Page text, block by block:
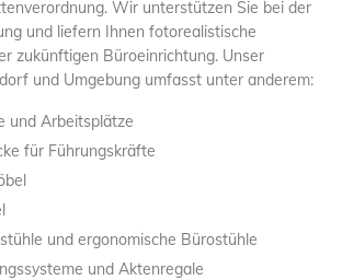
Wir unterstützen Sie bei der
und liefern Ihnen fotorealistische
zukünftigen Büroeinrichtung. Unser
und Umgebung umfasst unter anderem:
und Arbeitsplätze
für Führungskräfte
und ergonomische Bürostühle
und Aktenregale